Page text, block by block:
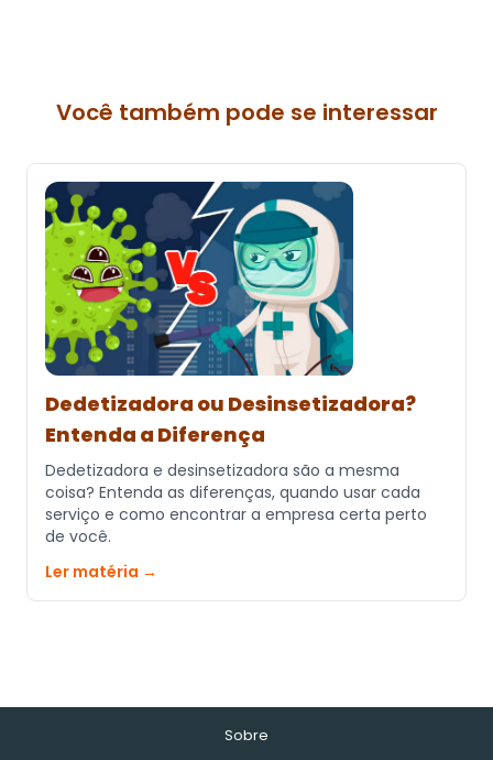
Você também pode se interessar
Dedetizadora ou Desinsetizadora?
Entenda a Diferença
Dedetizadora e desinsetizadora são a mesma
coisa? Entenda as diferenças, quando usar cada
serviço e como encontrar a empresa certa perto
de você.
Ler matéria →
Sobre